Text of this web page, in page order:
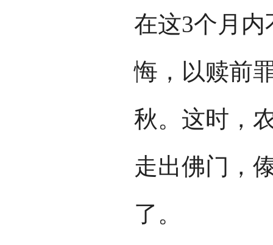
在这3个月
悔，以赎前
秋。这时，
走出佛门，
了。